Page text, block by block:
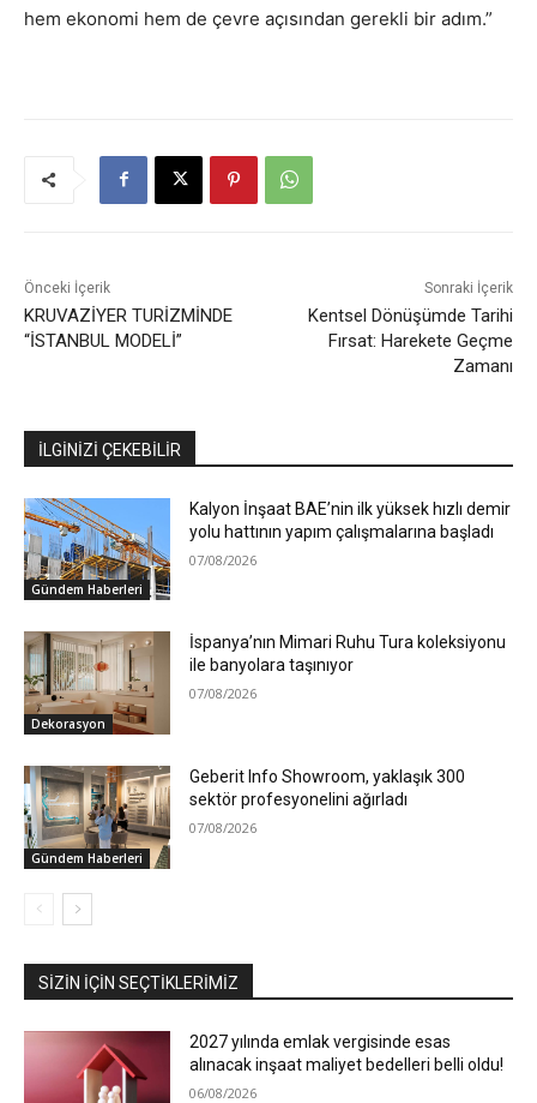
hem ekonomi hem de çevre açısından gerekli bir adım.”
Önceki İçerik
KRUVAZİYER TURİZMİNDE
“İSTANBUL MODELİ”
Sonraki İçerik
Kentsel Dönüşümde Tarihi
Fırsat: Harekete Geçme
Zamanı
İLGİNİZİ ÇEKEBİLİR
Gündem Haberleri
Kalyon İnşaat BAE’nin ilk yüksek hızlı demir
yolu hattının yapım çalışmalarına başladı
07/08/2026
Dekorasyon
İspanya’nın Mimari Ruhu Tura koleksiyonu
ile banyolara taşınıyor
07/08/2026
Gündem Haberleri
Geberit Info Showroom, yaklaşık 300
sektör profesyonelini ağırladı
07/08/2026
SIZIN İÇIN SEÇTIKLERIMIZ
2027 yılında emlak vergisinde esas
alınacak inşaat maliyet bedelleri belli oldu!
06/08/2026